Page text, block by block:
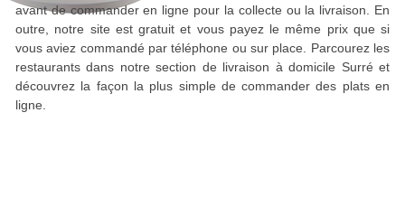
avant de commander en ligne pour la collecte ou la livraison. En
outre, notre site est gratuit et vous payez le même prix que si
vous aviez commandé par téléphone ou sur place. Parcourez les
restaurants dans notre section de livraison à domicile Surré et
découvrez la façon la plus simple de commander des plats en
ligne.